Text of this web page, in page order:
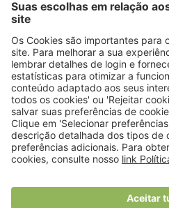
© 2018 Viver
O portal dos